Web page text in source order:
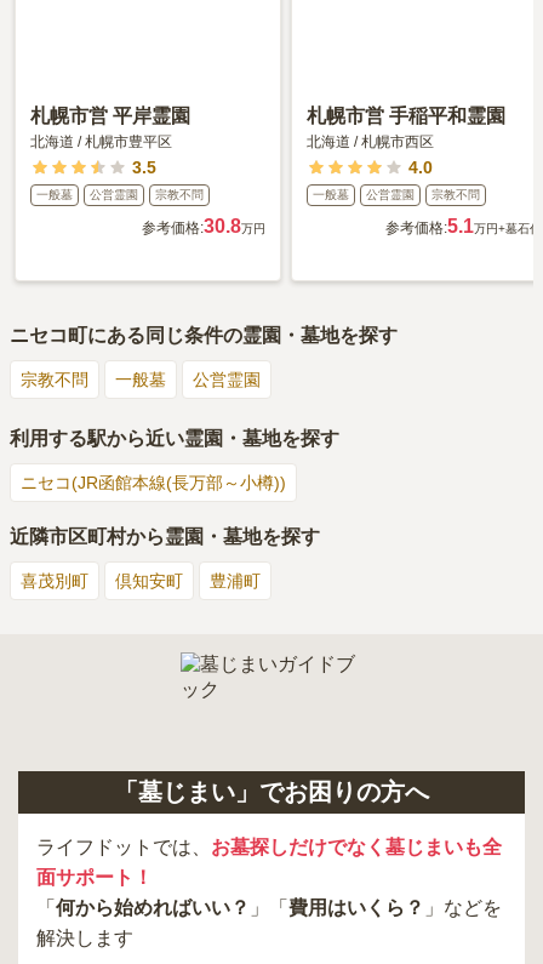
札幌市営 平岸霊園
北海道 /札幌市豊平区
3.5
一般墓 公営霊園 宗教不問
参考価格:30.8万円
札幌市営 手稲平和霊園
北海道 /札幌市西区
4.0
一般墓 公営霊園 宗教不問
参考価格:5.1万円+墓石代
ニセコ町にある同じ条件の霊園・墓地を探す
宗教不問 一般墓 公営霊園
利用する駅から近い霊園・墓地を探す
ニセコ(JR函館本線(長万部～小樽))
近隣市区町村から霊園・墓地を探す
喜茂別町 倶知安町 豊浦町
「墓じまい」でお困りの方へ
ライフドットでは、 お墓探しだけでなく墓じまいも全
面サポート！
「 何から始めればいい？ 」「 費用はいくら？ 」などを
解決します